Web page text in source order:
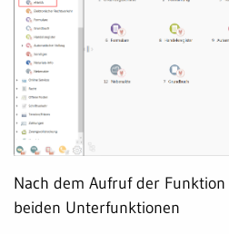
Nach dem Aufruf der Funktion
beiden Unterfunktionen